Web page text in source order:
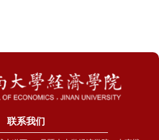
联系我们